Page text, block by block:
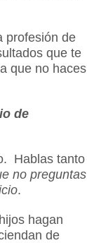
profesión de
que te
que no haces
de
Hablas tanto
no preguntas
.
hagan
de